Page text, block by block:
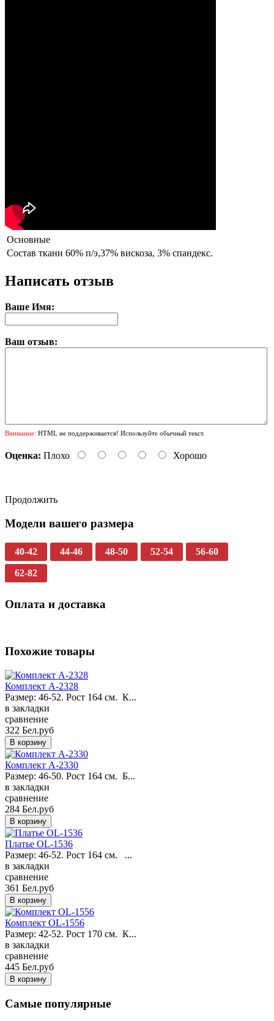
Основные
Состав ткани 60% п/э,37% вискоза, 3% спандекс.
Написать отзыв
Ваше Имя:
Ваш отзыв:
Внимание: HTML не поддерживается! Используйте обычный текст.
Оценка: Плохо Хорошо
Продолжить
Модели вашего размера
40-42 44-46 48-50 52-54 56-60
62-82
Оплата и доставка
Похожие товары
Комплект A-2328
Размер: 46-52. Рост 164 см. К...
в закладки
сравнение
322 Бел.руб
Комплект A-2330
Размер: 46-50. Рост 164 см. Б...
в закладки
сравнение
284 Бел.руб
Платье OL-1536
Размер: 46-52. Рост 164 см. ...
в закладки
сравнение
361 Бел.руб
Комплект OL-1556
Размер: 42-52. Рост 170 см. К...
в закладки
сравнение
445 Бел.руб
Самые популярные